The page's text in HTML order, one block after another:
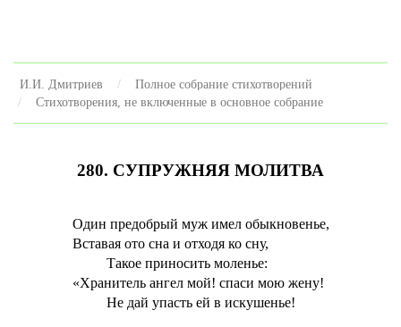
И.И. Дмитриев
Полное собрание стихотворений
Стихотворения, не включенные в основное собрание
280. СУПРУЖНЯЯ МОЛИТВА
Один предобрый муж имел обыкновенье,
Вставая ото сна и отходя ко сну,
Такое приносить моленье:
«Хранитель ангел мой! спаси мою жену!
Не дай упасть ей в искушенье!